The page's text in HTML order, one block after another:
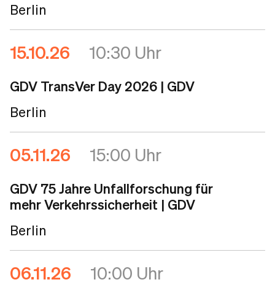
Berlin
15.10.26 10:30 Uhr
GDV TransVer Day 2026 | GDV
Berlin
05.11.26 15:00 Uhr
GDV 75 Jahre Unfallforschung für
mehr Verkehrssicherheit | GDV
Berlin
06.11.26 10:00 Uhr